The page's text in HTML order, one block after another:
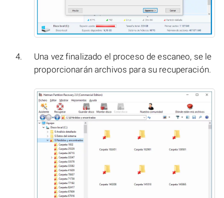
Una vez finalizado el proceso de escaneo, se le
proporcionarán archivos para su recuperación.